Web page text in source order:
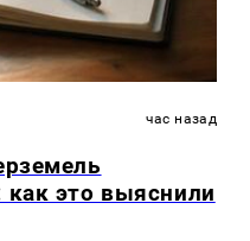
час назад
это выяснили